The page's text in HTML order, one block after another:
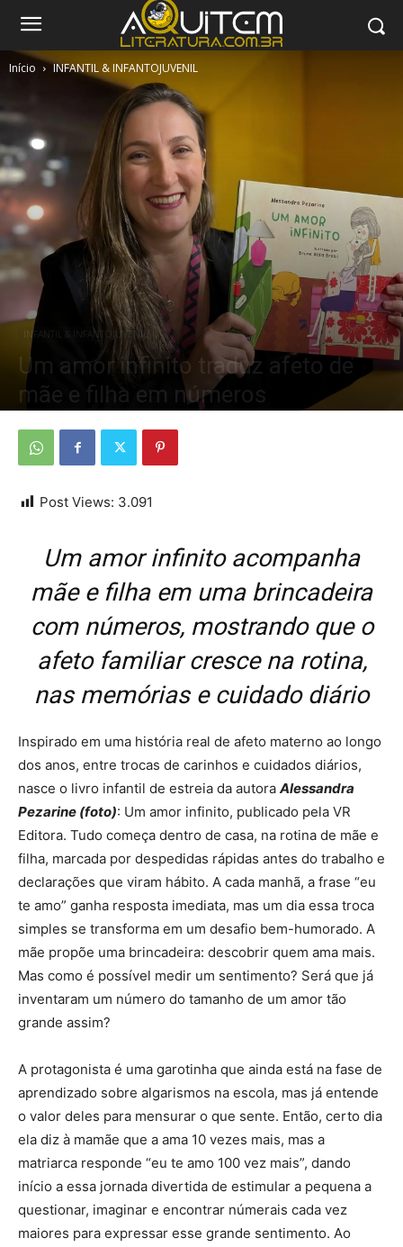
Início INFANTIL & INFANTOJUVENIL
INFANTIL & INFANTOJUVENIL
Um amor infinito traduz afeto de
mãe e filha em números
Post Views: 3.091
Um amor infinito acompanha
mãe e filha em uma brincadeira
com números, mostrando que o
afeto familiar cresce na rotina,
nas memórias e cuidado diário
Inspirado em uma história real de afeto materno ao longo
dos anos, entre trocas de carinhos e cuidados diários,
nasce o livro infantil de estreia da autora Alessandra
Pezarine (foto): Um amor infinito, publicado pela VR
Editora. Tudo começa dentro de casa, na rotina de mãe e
filha, marcada por despedidas rápidas antes do trabalho e
declarações que viram hábito. A cada manhã, a frase “eu
te amo” ganha resposta imediata, mas um dia essa troca
simples se transforma em um desafio bem-humorado. A
mãe propõe uma brincadeira: descobrir quem ama mais.
Mas como é possível medir um sentimento? Será que já
inventaram um número do tamanho de um amor tão
grande assim?
A protagonista é uma garotinha que ainda está na fase de
aprendizado sobre algarismos na escola, mas já entende
o valor deles para mensurar o que sente. Então, certo dia
ela diz à mamãe que a ama 10 vezes mais, mas a
matriarca responde “eu te amo 100 vez mais”, dando
início a essa jornada divertida de estimular a pequena a
questionar, imaginar e encontrar númerais cada vez
maiores para expressar esse grande sentimento. Ao